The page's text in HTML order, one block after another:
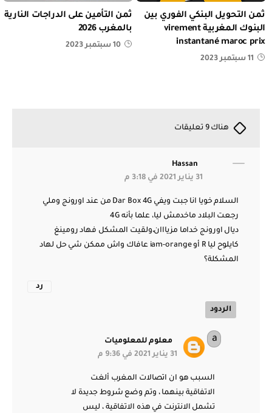
ثمن التحويل البنكي الفوري بين
البنوك المغربية virement
instantané maroc prix
11 سبتمبر 2023
ثمن التأمين على الدراجات النارية
بالمغرب 2026
10 سبتمبر 2023
هناك 9 تعليقات
Hassan
31 يناير 2021 في 3:18 م
السلام خويا انا جبت ويفي Dar Box 4G من عند اورونج وملي
رجعت البلاد ماخدمش ليا، علما بأنه 4G
ديال اورونج خداما مزيااان،ولقيت المشكل فهاد رومينغ
كايلوح ليا R أو iam-orange عافاك واش ممكن شي حل لهاد
المشكلة؟
رد
الردود
معلوم للمعلوميات
31 يناير 2021 في 9:36 م
السبب هو ان اتصالات المغرب ألغت
الاتفاقية بينهما ، وتم وضع شروط جديدة لا
تشمل الانترنت في هذه الاتفاقية ، ليس